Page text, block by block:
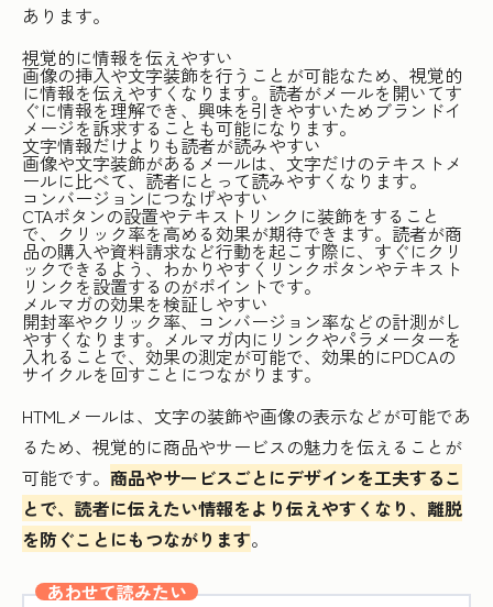
あります。
視覚的に情報を伝えやすい
画像の挿入や文字装飾を行うことが可能なため、視覚的
に情報を伝えやすくなります。読者がメールを開いてす
ぐに情報を理解でき、興味を引きやすいためブランドイ
メージを訴求することも可能になります。
文字情報だけよりも読者が読みやすい
画像や文字装飾があるメールは、文字だけのテキストメ
ールに比べて、読者にとって読みやすくなります。
コンバージョンにつなげやすい
CTAボタンの設置やテキストリンクに装飾をすること
で、クリック率を高める効果が期待できます。読者が商
品の購入や資料請求など行動を起こす際に、すぐにクリ
ックできるよう、わかりやすくリンクボタンやテキスト
リンクを設置するのがポイントです。
メルマガの効果を検証しやすい
開封率やクリック率、コンバージョン率などの計測がし
やすくなります。メルマガ内にリンクやパラメーターを
入れることで、効果の測定が可能で、効果的にPDCAの
サイクルを回すことにつながります。
HTMLメールは、文字の装飾や画像の表示などが可能であ
るため、視覚的に商品やサービスの魅力を伝えることが
可能です。 商品やサービスごとにデザインを工夫するこ
とで、読者に伝えたい情報をより伝えやすくなり、離脱
を防ぐことにもつながります。
あわせて読みたい